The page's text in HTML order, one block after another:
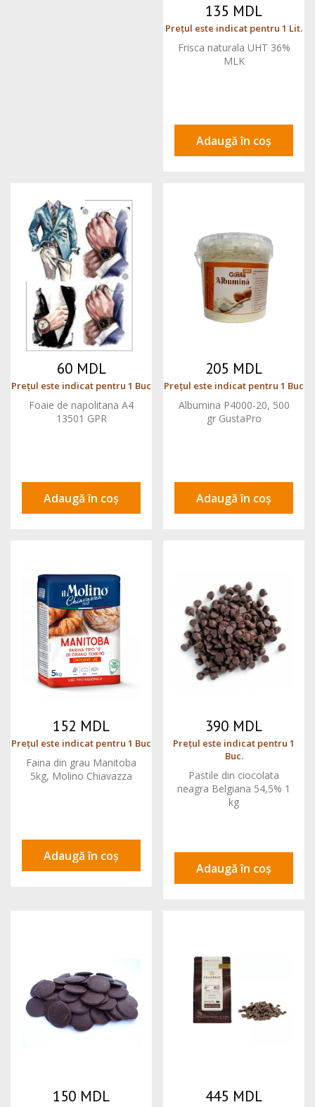
135 MDL
Prețul este indicat pentru 1 Lit.
Frisca naturala UHT 36%
MLK
Adaugă în coș
60 MDL
Prețul este indicat pentru 1 Buc
Foaie de napolitana A4
13501 GPR
Adaugă în coș
205 MDL
Prețul este indicat pentru 1 Buc
Albumina P4000-20, 500
gr GustaPro
Adaugă în coș
152 MDL
Prețul este indicat pentru 1 Buc
Faina din grau Manitoba
5kg, Molino Chiavazza
Adaugă în coș
390 MDL
Prețul este indicat pentru 1
Buc.
Pastile din ciocolata
neagra Belgiana 54,5% 1
kg
Adaugă în coș
150 MDL 445 MDL